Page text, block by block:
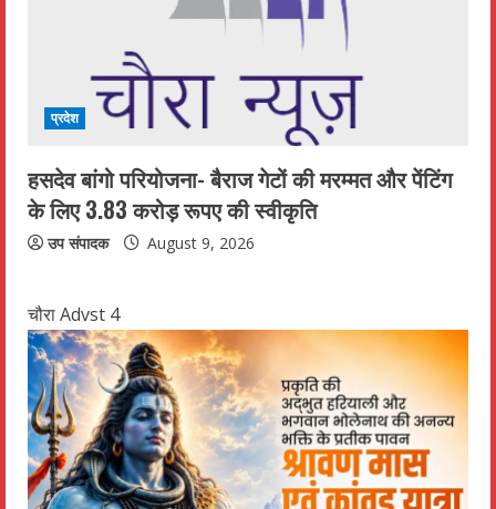
प्रदेश
हसदेव बांगो परियोजना- बैराज गेटों की मरम्मत और पेंटिंग
के लिए 3.83 करोड़ रूपए की स्वीकृति
उप संपादक August 9, 2026
चौरा Advst 4